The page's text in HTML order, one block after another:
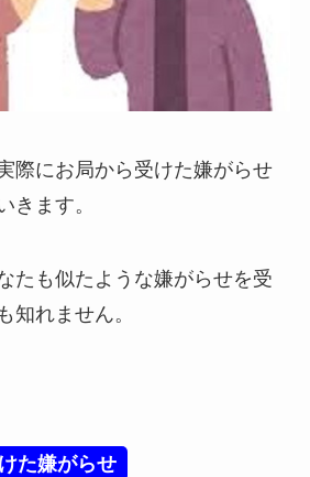
際にお局から受けた嫌がらせ
きます。
たも似たような嫌がらせを受
知れません。
た嫌がらせ